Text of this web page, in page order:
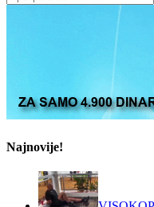
за:
Najnovije!